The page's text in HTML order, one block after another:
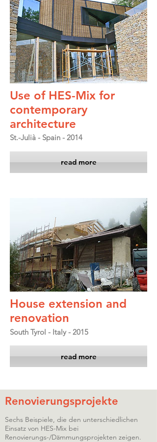
Use of HES-Mix for
contemporary
architecture
St.-Julià - Spain - 2014
read more
House extension and
renovation
South Tyrol - Italy - 2015
read more
Renovierungsprojekte
Sechs Beispiele, die den unterschiedlichen
Einsatz von HES-Mix bei
Renovierungs-/Dämmungsprojekten zeigen.